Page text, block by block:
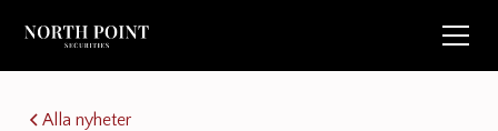
Alla nyheter